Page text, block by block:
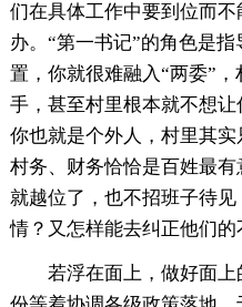
们在具体工作中要到位而
办。“第一书记”的角色是
置，你就很难融入“两委”
手，甚至村里根本就不想
你也就是个外人，村里其
村务、财务恰恰是百姓最
就越位了，也不招班子待
情？又怎样能去纠正他们的
若浮在面上，做好面上